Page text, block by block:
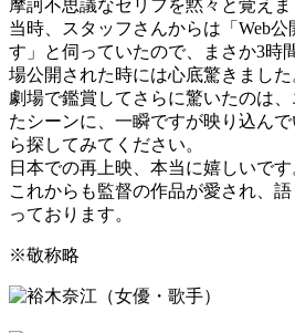
摩訶不思議なセリフを黙々と覚えま
当時、スタッフさんからは「Web
す」と伺っていたので、まさか3時
場公開された時には心底驚きました
劇場で鑑賞してさらに驚いたのは
たシーンに、一瞬ですが映り込ん
ら探してみてください。
日本での再上映、本当に嬉しいです
これからも監督の作品が愛され、
っております。
※敬称略